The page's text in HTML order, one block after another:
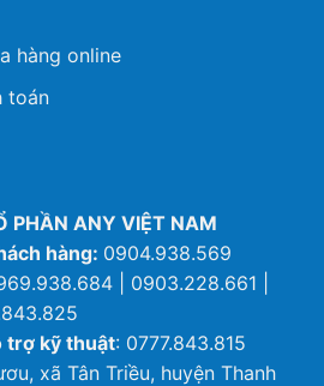
hàng online
toán
PHẦN ANY VIỆT NAM
hàng: 0904.938.569
| 0903.228.661 |
trợ kỹ thuật: 0777.843.815
xã Tân Triều, huyện Thanh